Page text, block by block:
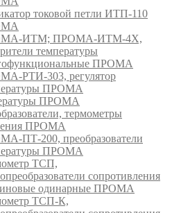
токовой петли ИТП-110
ИТМ; ПРОМА-ИТМ-4Х,
температуры
ПРОМА
РТИ-303, регулятор
ПРОМА
ПРОМА
термометры
ПРОМА
ПТ-200, преобразователи
ПРОМА
ТСП,
сопротивления
одинарные ПРОМА
ТСП-К,